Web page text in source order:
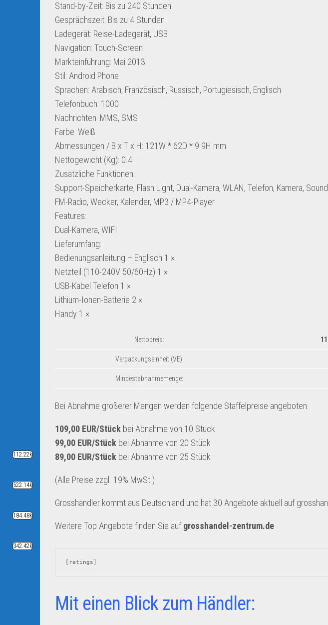
Stand-by-Zeit: Bis zu 240 Stunden
Gesprächszeit: Bis zu 4 Stunden
Ladegerät: Reise-Ladegerät, USB
Navigation: Touch-Screen
Markteinführung: Mai 2013
Stil: Android Phone
Sprachen: Arabisch, Französisch, Russisch, Portugiesisch, Englisch
Telefonbuch: 1000
Nachrichten: MMS, SMS
Farbe: Weiß
Abmessungen / B x T x H: 121W * 62D * 9.9H mm
Nettogewicht (Kg): 0.4
Zusätzliche Funktionen:
Support-Speicherkarte, Flash Light, Dual-Kamera, WLAN, Telefon, Kamera,
FM-Radio, Wecker, Kalender, MP3 / MP4-Player
Features:
Dual-Kamera, WIFI
Lieferumfang:
Bedienungsanleitung – Englisch 1 ×
Netzteil (110-240V 50/60Hz) 1 ×
USB-Kabel Telefon 1 ×
Lithium-Ionen-Batterie 2 ×
Handy 1 ×
Nettopreis:
Verpackungseinheit (VE):
Mindestabnahmemenge:
Bei Abnahme größerer Mengen werden folgende Staffelpreise angeboten:
109,00 EUR/Stück bei Abnahme von 10 Stück
99,00 EUR/Stück bei Abnahme von 20 Stück
89,00 EUR/Stück bei Abnahme von 25 Stück
(Alle Preise zzgl. 19% MwSt.)
Grosshändler kommt aus Deutschland und hat 30 Angebote aktuell auf
Weitere Top Angebote finden Sie aufgrosshandel-zentrum.de
[ratings]
Mit einen Blick zum Händler:
112.22k
522.14k
184.48k
342.42k